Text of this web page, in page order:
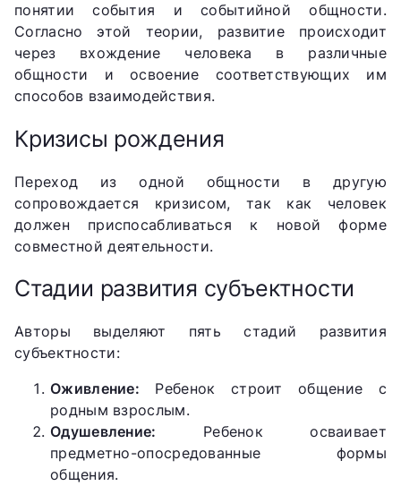
понятии события и событийной общности.
Согласно этой теории, развитие происходит
через вхождение человека в различные
общности и освоение соответствующих им
способов взаимодействия.
Кризисы рождения
Переход из одной общности в другую
сопровождается кризисом, так как человек
должен приспосабливаться к новой форме
совместной деятельности.
Стадии развития субъектности
Авторы выделяют пять стадий развития
субъектности:
Оживление: Ребенок строит общение с
родным взрослым.
Одушевление: Ребенок осваивает
предметно-опосредованные формы
общения.